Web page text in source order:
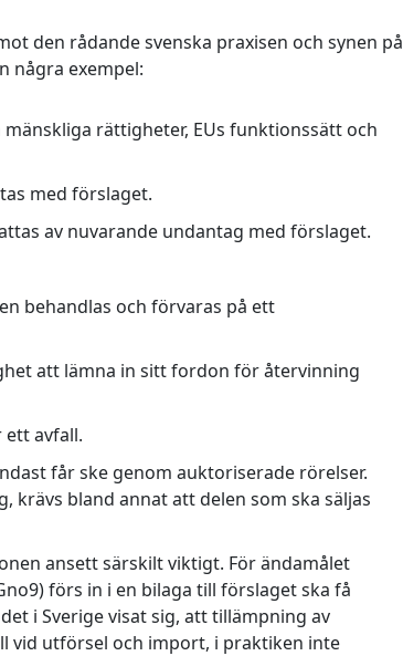
den rådande svenska praxisen och synen på
några exempel:
rättigheter, EUs funktionssätt och
med förslaget.
av nuvarande undantag med förslaget.
behandlas och förvaras på ett
att lämna in sitt fordon för återvinning
avfall.
får ske genom auktoriserade rörelser.
krävs bland annat att delen som ska säljas
ansett särskilt viktigt. För ändamålet
förs in i en bilaga till förslaget ska få
i Sverige visat sig, att tillämpning av
vid utförsel och import, i praktiken inte